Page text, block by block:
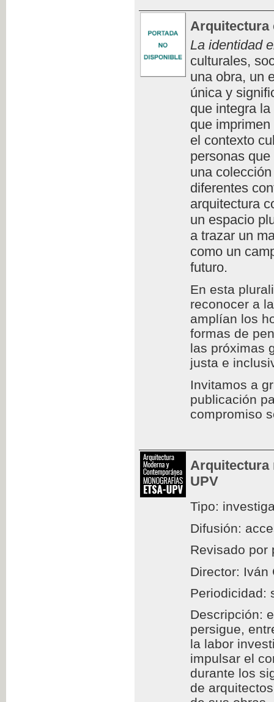
Arquitectura
La identidad
culturales,
una obra, un
única y
que integra
que
el contexto
personas
una
diferentes
arquitectura
un espacio
a trazar un
como un
futuro.
En esta
reconocer a
amplían los
formas de
las próximas
justa e
Invitamos a
publicación
compromiso
Arquitectura
UPV
Tipo:
Difusión:
Revisado por
Director: Iván
Periodicidad:
Descripción:
persigue,
la labor
impulsar el
durante los
de